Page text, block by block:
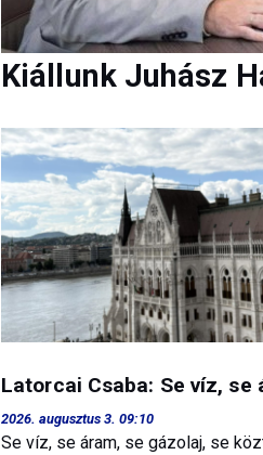
Kiállunk Juhász
Latorcai Csaba: Se víz,
2026. augusztus 3. 09:10
Se víz, se áram, se gázolaj, se